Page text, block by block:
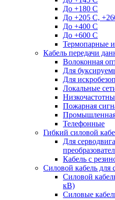
До +180 C
До +205 С,
До +400 C
До +600 С
Термопарные
Кабель передачи
Волоконная
Для
Для
Локальные
Пожарная
Промышленная
Телефонные
Гибкий силовой
Для
Кабель с
Силовой кабель для
Силовой
кВ)
Силовые